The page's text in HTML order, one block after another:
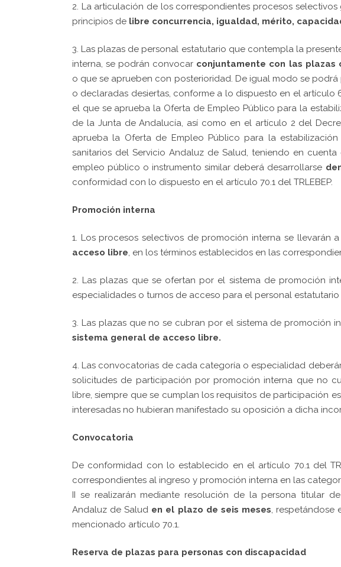
2. La articulación de los correspondientes procesos
principios de libre concurrencia, igualdad, mérito,
3. Las plazas de personal estatutario que contempla la
interna, se podrán convocar conjuntamente con las plazas
o que se aprueben con posterioridad. De igual modo se
o declaradas desiertas, conforme a lo dispuesto en el artículo
el que se aprueba la Oferta de Empleo Público para la
de la Junta de Andalucía, así como en el artículo 2 del
aprueba la Oferta de Empleo Público para la
sanitarios del Servicio Andaluz de Salud, teniendo en
empleo público o instrumento similar deberá desarrollarse
conformidad con lo dispuesto en el artículo 70.1 del TRLEBEP.
Promoción interna
1. Los procesos selectivos de promoción interna se llevarán
acceso libre , en los términos establecidos en las
2. Las plazas que se ofertan por el sistema de promoción
especialidades o turnos de acceso para el personal estatutario
3. Las plazas que no se cubran por el sistema de promoción
sistema general de acceso libre.
4. Las convocatorias de cada categoría o especialidad
solicitudes de participación por promoción interna que no
libre, siempre que se cumplan los requisitos de participación
interesadas no hubieran manifestado su oposición a dicha
Convocatoria
De conformidad con lo establecido en el artículo 70.1 del
correspondientes al ingreso y promoción interna en las
II se realizarán mediante resolución de la persona titular
Andaluz de Salud en el plazo de seis meses ,
mencionado artículo 70.1.
Reserva de plazas para personas con discapacidad